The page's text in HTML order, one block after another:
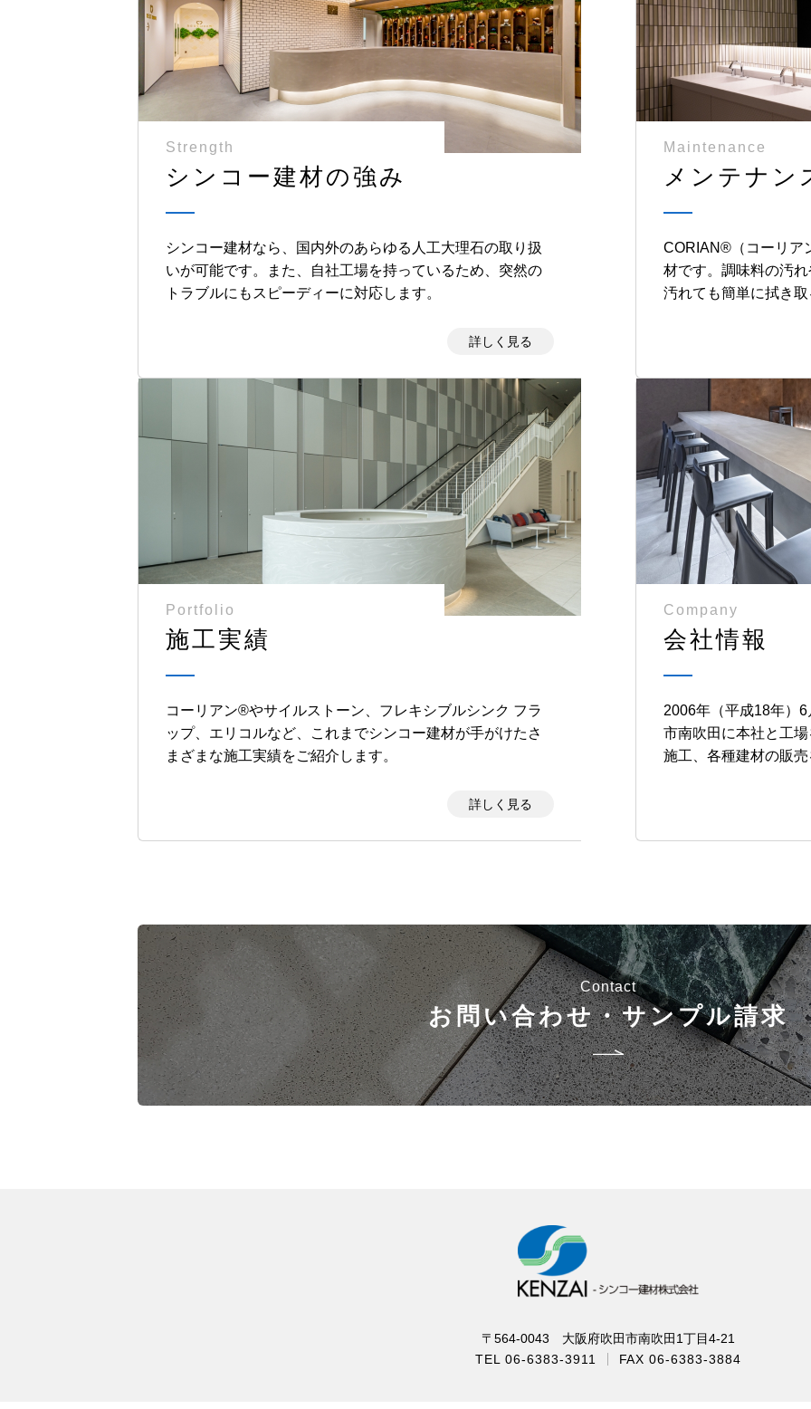
Strength
シンコー建材の強み
シンコー建材なら、国内外のあらゆる人工大理石の取り扱
いが可能です。また、自社工場を持っているため、突然の
トラブルにもスピーディーに対応します。
詳しく見る
Maintenance
メンテナン
CORIAN®︎（コーリア
材です。調味料の汚
汚れても簡単に拭き
Portfolio
施工実績
コーリアン®︎やサイルストーン、フレキシブルシンク フラ
ップ、エリコルなど、これまでシンコー建材が手がけたさ
まざまな施工実績をご紹介します。
詳しく見る
Company
会社情報
2006年（平成18年）
市南吹田に本社と工
施工、各種建材の販
Contact
お問い合わせ・サンプル請求
〒564-0043 大阪府吹田市南吹田1丁目4-21
TEL 06-6383-3911
FAX 06-6383-3884